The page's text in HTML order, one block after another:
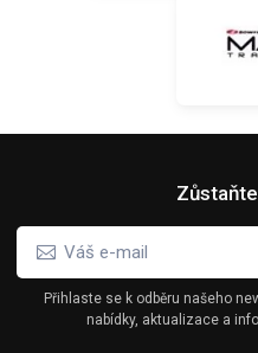
Přihlaste se k odběru našeho
nabídky, aktualizace a